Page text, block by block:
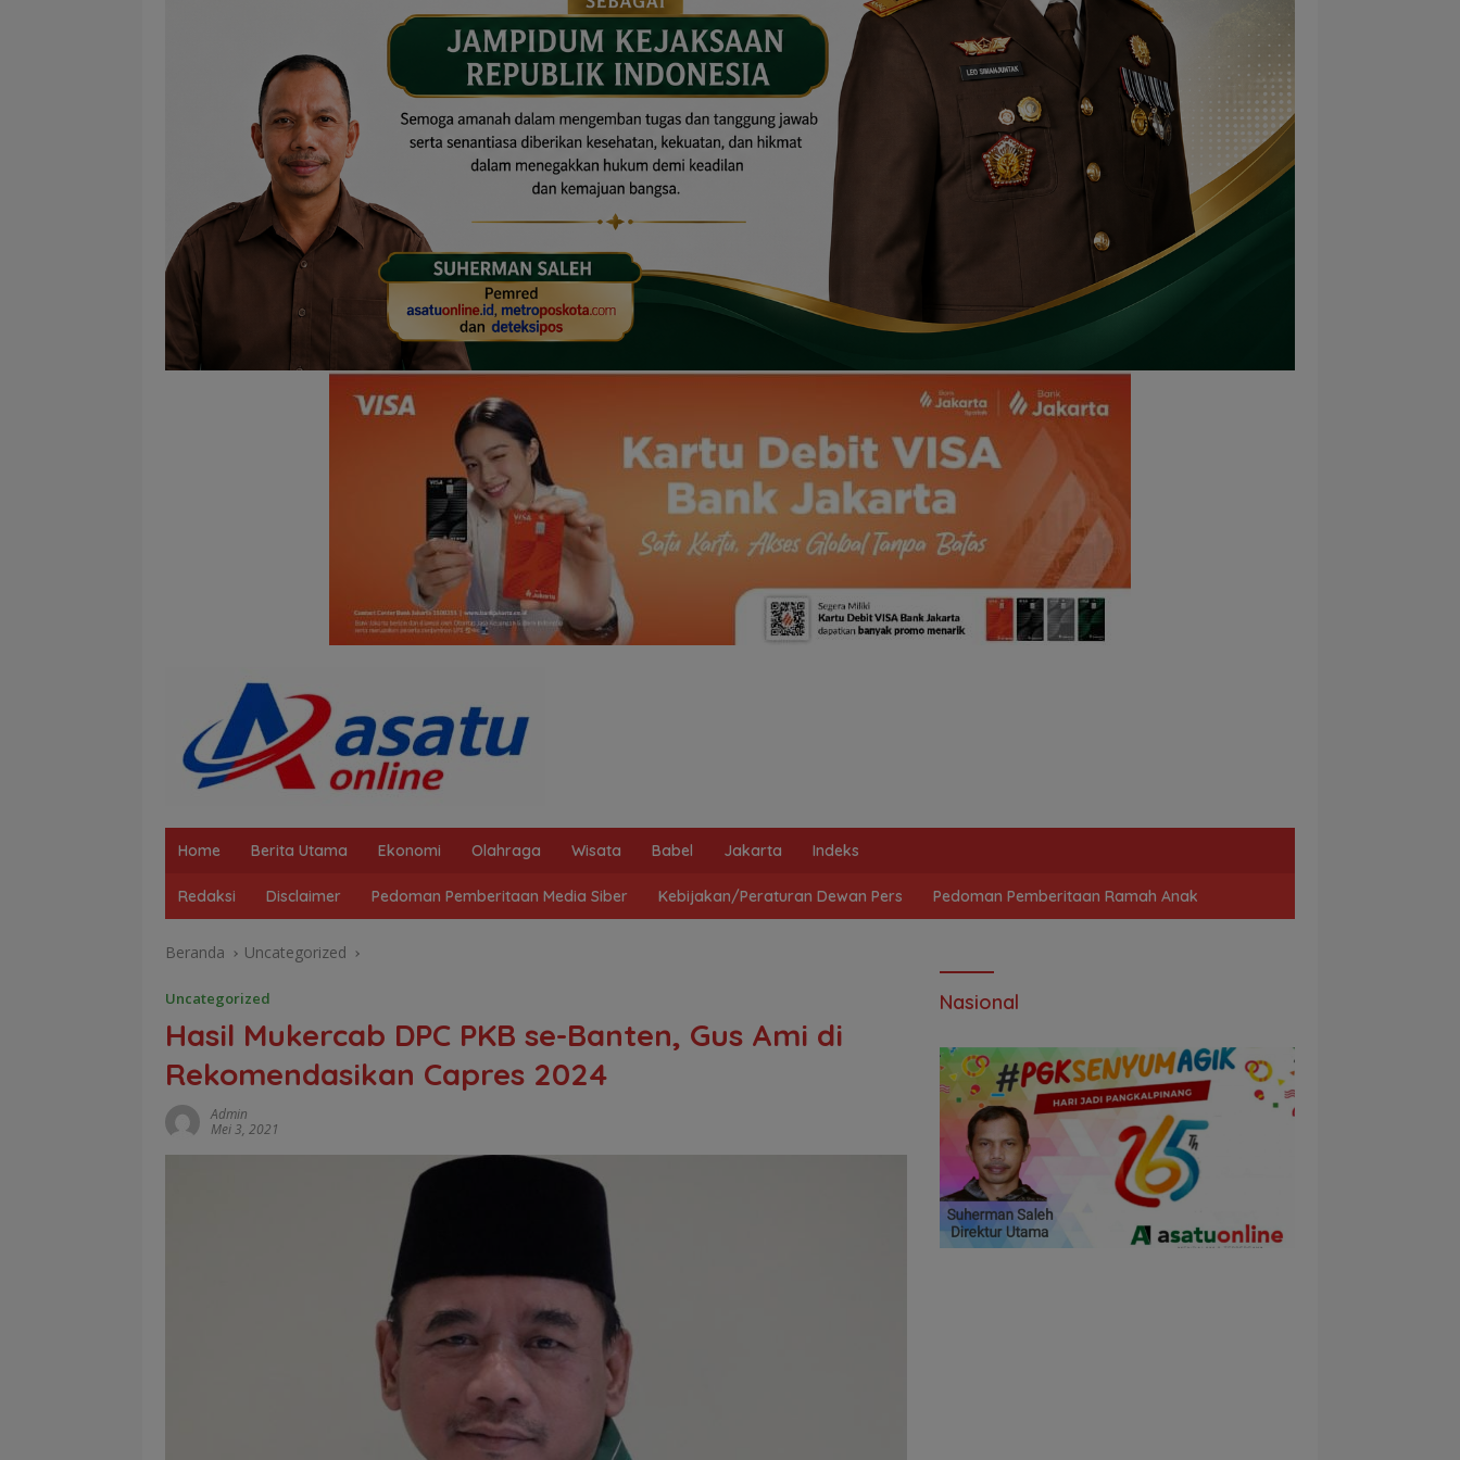
Home Berita Utama Ekonomi Olahraga Wisata Babel Jakarta Indeks
Redaksi Disclaimer Pedoman Pemberitaan Media Siber Kebijakan/Peraturan Dewan Pers Pedoman Pemberitaan Ramah Anak
Beranda Uncategorized
Uncategorized
Hasil Mukercab DPC PKB se-Banten, Gus Ami di
Rekomendasikan Capres 2024
Admin
Mei 3, 2021
Nasional